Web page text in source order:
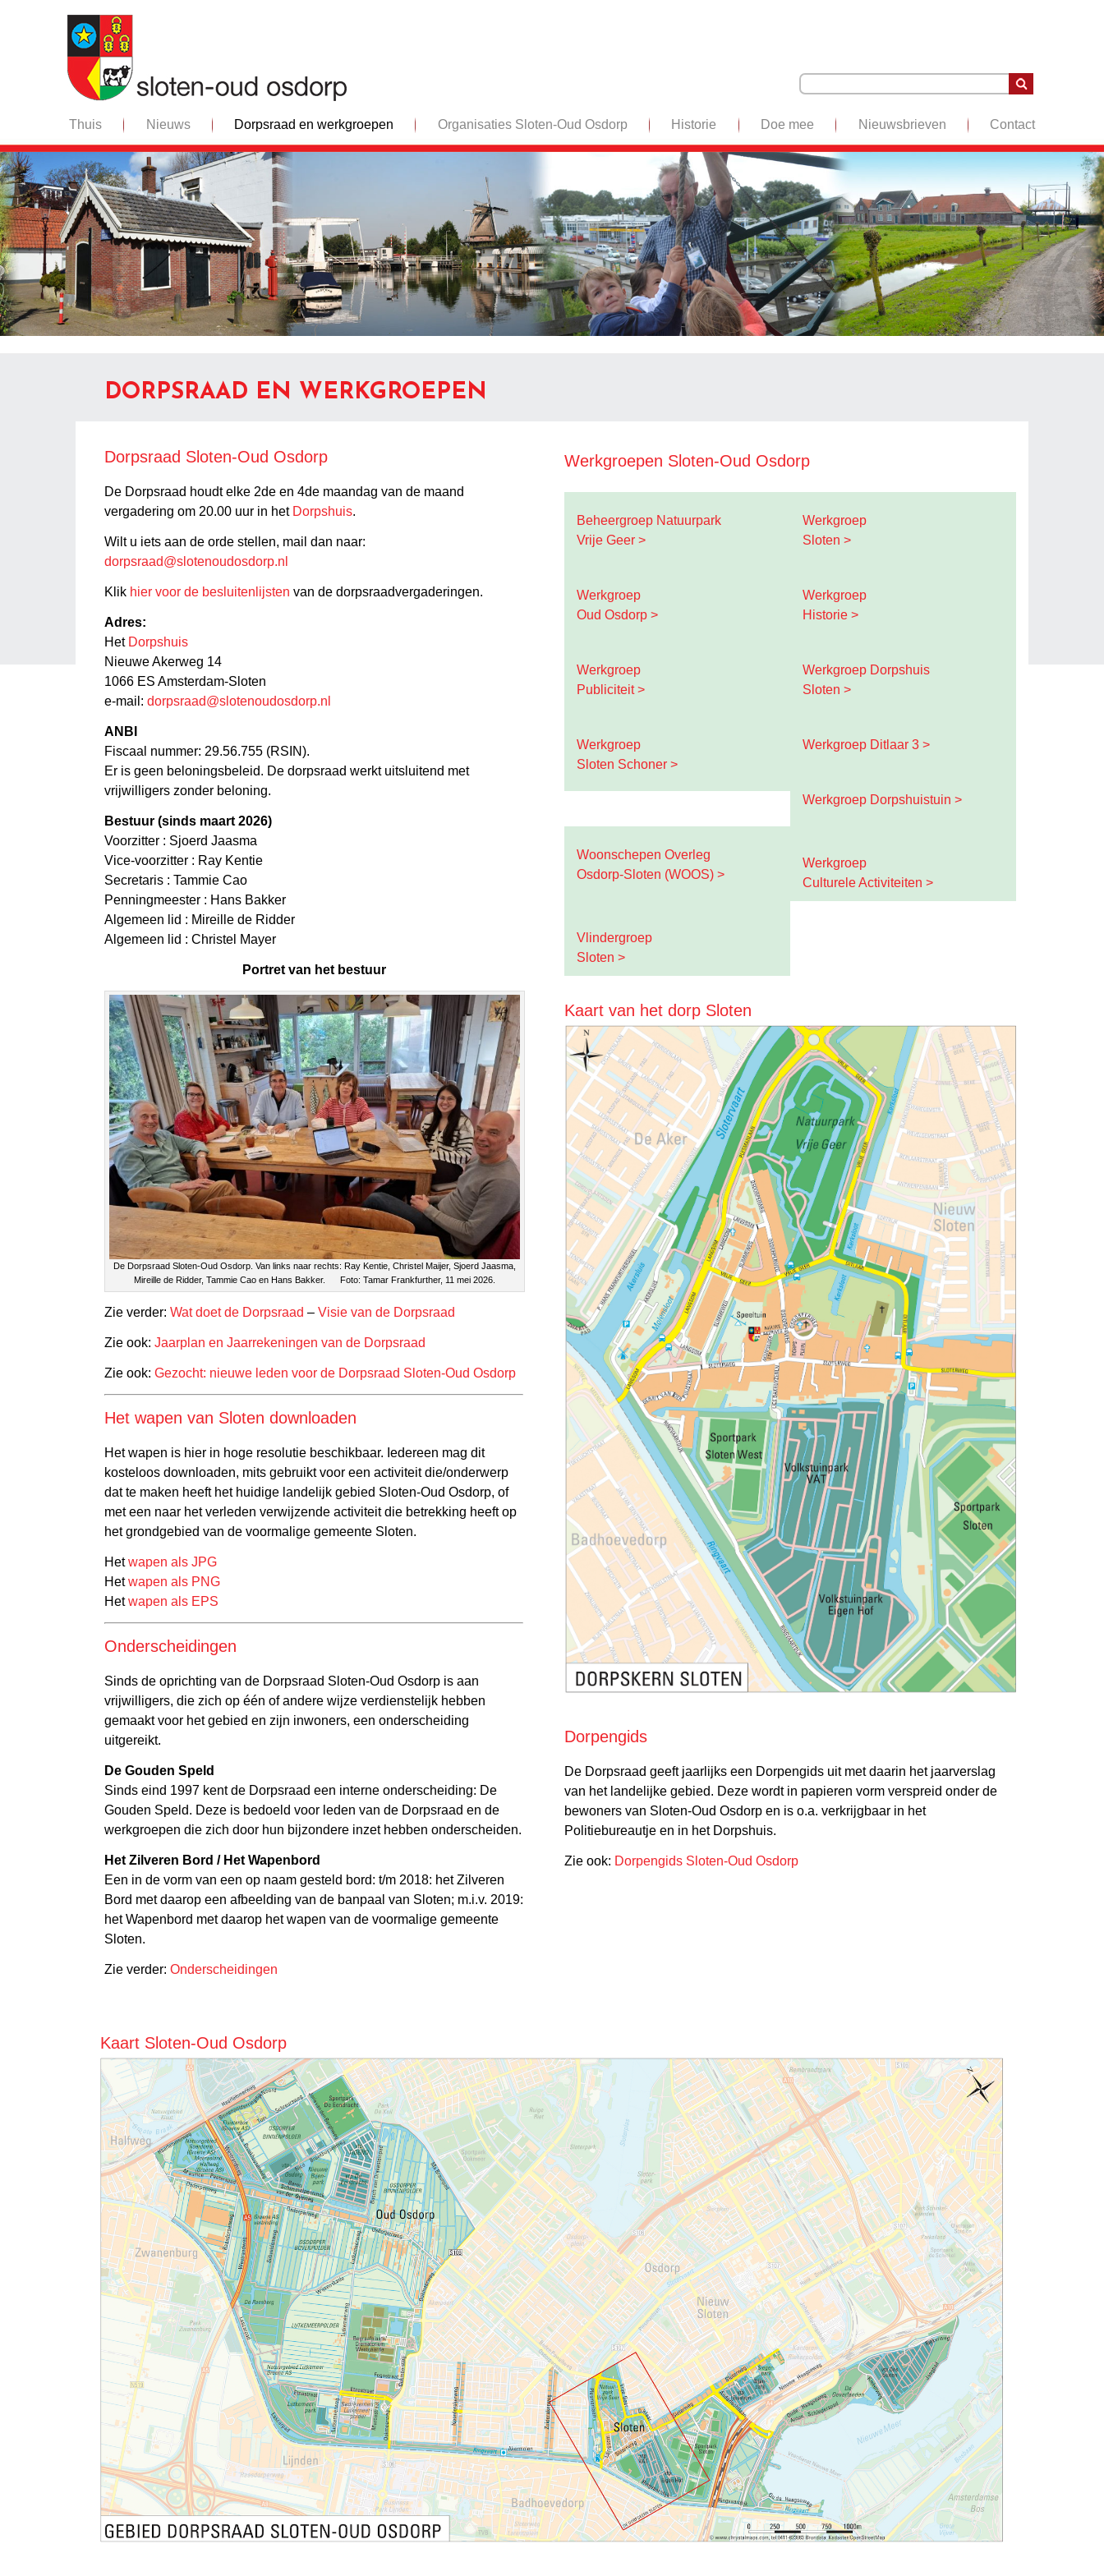
Thuis Nieuws Dorpsraad en werkgroepen Organisaties Sloten-Oud Osdorp Historie Doe mee Nieuwsbrieven Contact
DORPSRAAD EN WERKGROEPEN
Dorpsraad Sloten-Oud Osdorp
De Dorpsraad houdt elke 2de en 4de maandag van de maand
vergadering om 20.00 uur in het Dorpshuis.
Wilt u iets aan de orde stellen, mail dan naar:
dorpsraad@slotenoudosdorp.nl
Klik hier voor de besluitenlijsten van de dorpsraadvergaderingen.
Adres:
Het Dorpshuis
Nieuwe Akerweg 14
1066 ES Amsterdam-Sloten
e-mail: dorpsraad@slotenoudosdorp.nl
ANBI
Fiscaal nummer: 29.56.755 (RSIN).
Er is geen beloningsbeleid. De dorpsraad werkt uitsluitend met
vrijwilligers zonder beloning.
Bestuur (sinds maart 2026)
Voorzitter : Sjoerd Jaasma
Vice-voorzitter : Ray Kentie
Secretaris : Tammie Cao
Penningmeester : Hans Bakker
Algemeen lid : Mireille de Ridder
Algemeen lid : Christel Mayer
Portret van het bestuur
De Dorpsraad Sloten-Oud Osdorp. Van links naar rechts: Ray Kentie, Christel Maijer, Sjoerd Jaasma,
Mireille de Ridder, Tammie Cao en Hans Bakker. Foto: Tamar Frankfurther, 11 mei 2026.
Zie verder: Wat doet de Dorpsraad – Visie van de Dorpsraad
Zie ook: Jaarplan en Jaarrekeningen van de Dorpsraad
Zie ook: Gezocht: nieuwe leden voor de Dorpsraad Sloten-Oud Osdorp
Het wapen van Sloten downloaden
Het wapen is hier in hoge resolutie beschikbaar. Iedereen mag dit
kosteloos downloaden, mits gebruikt voor een activiteit die/onderwerp
dat te maken heeft het huidige landelijk gebied Sloten-Oud Osdorp, of
met een naar het verleden verwijzende activiteit die betrekking heeft op
het grondgebied van de voormalige gemeente Sloten.
Hetwapen als JPG
Hetwapen als PNG
Hetwapen als EPS
Onderscheidingen
Sinds de oprichting van de Dorpsraad Sloten-Oud Osdorp is aan
vrijwilligers, die zich op één of andere wijze verdienstelijk hebben
gemaakt voor het gebied en zijn inwoners, een onderscheiding
uitgereikt.
De Gouden Speld
Sinds eind 1997 kent de Dorpsraad een interne onderscheiding: De
Gouden Speld. Deze is bedoeld voor leden van de Dorpsraad en de
werkgroepen die zich door hun bijzondere inzet hebben onderscheiden.
Het Zilveren Bord / Het Wapenbord
Een in de vorm van een op naam gesteld bord: t/m 2018: het Zilveren
Bord met daarop een afbeelding van de banpaal van Sloten; m.i.v. 2019:
het Wapenbord met daarop het wapen van de voormalige gemeente
Sloten.
Zie verder: Onderscheidingen
Werkgroepen Sloten-Oud Osdorp
Beheergroep Natuurpark
Vrije Geer >
Werkgroep
Sloten >
Werkgroep
Oud Osdorp >
Werkgroep
Historie >
Werkgroep
Publiciteit >
Werkgroep Dorpshuis
Sloten >
Werkgroep
Sloten Schoner >
Werkgroep Ditlaar 3 >
Werkgroep Dorpshuistuin >
Woonschepen Overleg
Osdorp-Sloten (WOOS) >
Werkgroep
Culturele Activiteiten >
Vlindergroep
Sloten >
Kaart van het dorp Sloten
Dorpengids
De Dorpsraad geeft jaarlijks een Dorpengids uit met daarin het jaarverslag
van het landelijke gebied. Deze wordt in papieren vorm verspreid onder de
bewoners van Sloten-Oud Osdorp en is o.a. verkrijgbaar in het
Politiebureautje en in het Dorpshuis.
Zie ook: Dorpengids Sloten-Oud Osdorp
Kaart Sloten-Oud Osdorp